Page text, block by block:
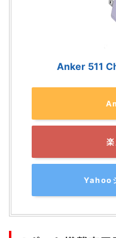
Anker 511
Yahoo